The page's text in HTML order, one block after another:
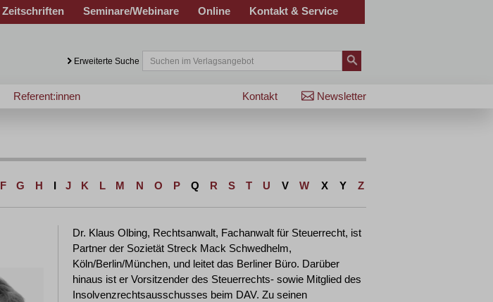
Zeitschriften Seminare/Webinare Online Kontakt & Service
Erweiterte Suche
Referent:innen Newsletter
Kontakt
F G H I J K L M N O P Q R S T U V W X Y Z
Dr. Klaus Olbing, Rechtsanwalt, Fachanwalt für Steuerrecht, ist
Partner der Sozietät Streck Mack Schwedhelm,
Köln/Berlin/München, und leitet das Berliner Büro. Darüber
hinaus ist er Vorsitzender des Steuerrechts- sowie Mitglied des
Insolvenzrechtsausschusses beim DAV. Zu seinen